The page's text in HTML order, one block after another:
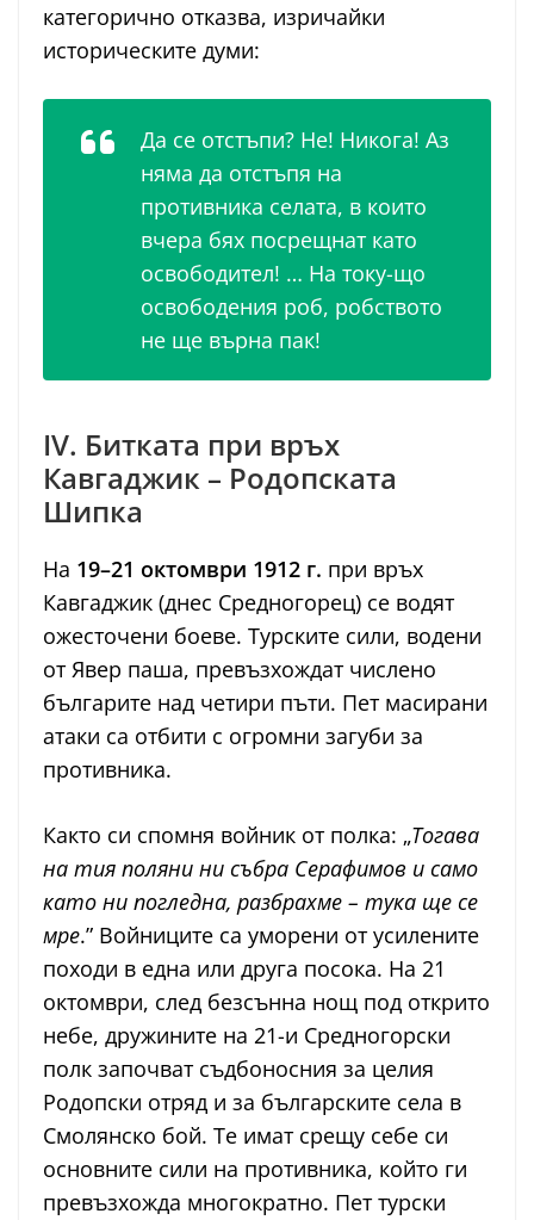
категорично отказва, изричайки
историческите думи:
Да се отстъпи? Не! Никога! Аз
няма да отстъпя на
противника селата, в които
вчера бях посрещнат като
освободител! … На току-що
освободения роб, робството
не ще върна пак!
IV. Битката при връх
Кавгаджик – Родопската
Шипка
На 19–21 октомври 1912 г. при връх
Кавгаджик (днес Средногорец) се водят
ожесточени боеве. Турските сили, водени
от Явер паша, превъзхождат числено
българите над четири пъти. Пет масирани
атаки са отбити с огромни загуби за
противника.
Както си спомня войник от полка: „Тогава
на тия поляни ни събра Серафимов и само
като ни погледна, разбрахме – тука ще се
мре.” Войниците са уморени от усилените
походи в една или друга посока. На 21
октомври, след безсънна нощ под открито
небе, дружините на 21-и Средногорски
полк започват съдбоносния за целия
Родопски отряд и за българските села в
Смолянско бой. Те имат срещу себе си
основните сили на противника, който ги
превъзхожда многократно. Пет турски